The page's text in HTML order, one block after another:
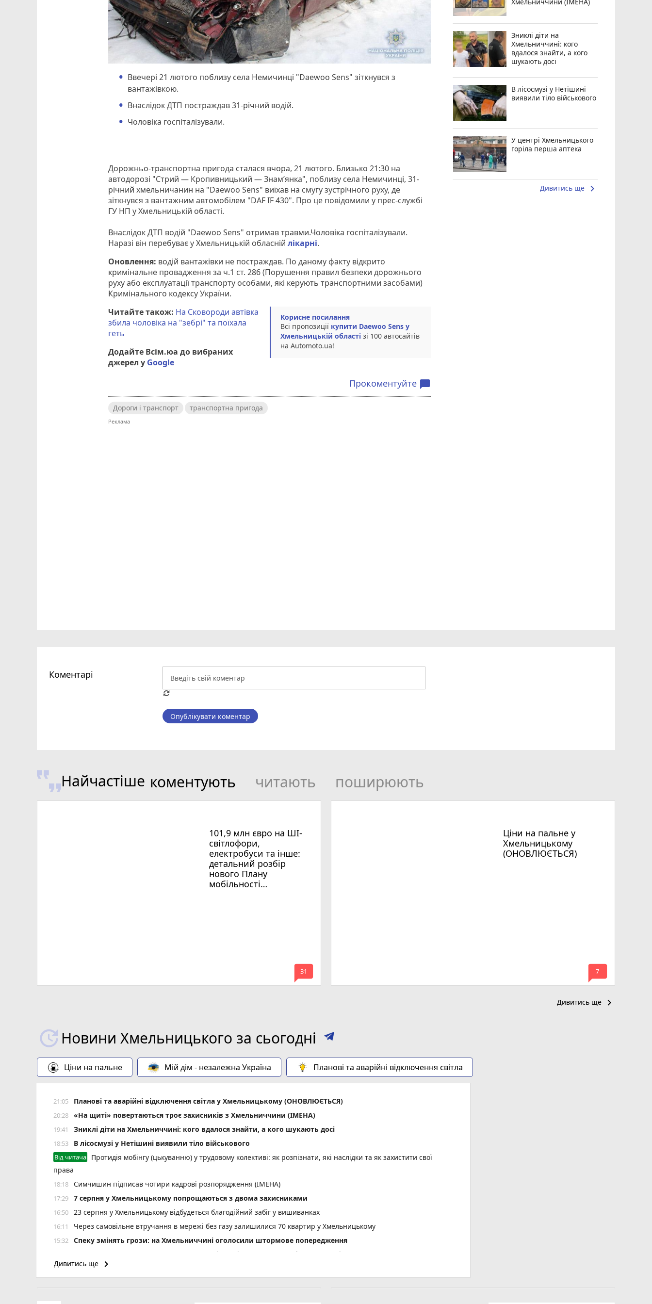
Ввечері 21 лютого поблизу села Немичинці "Daewoo Sens" зіткнувся з
вантажівкою.
Внаслідок ДТП постраждав 31-річний водій.
Чоловіка госпіталізували.
Дорожньо-транспортна пригода сталася вчора, 21 лютого. Близько 21:30 на
автодорозі "Стрий — Кропивницький — Знам’янка", поблизу села Немичинці, 31-
річний хмельничанин на "Daewoo Sens" виїхав на смугу зустрічного руху, де
зіткнувся з вантажним автомобілем "DAF IF 430". Про це повідомили у прес-службі
ГУ НП у Хмельницькій області.
Внаслідок ДТП водій "Daewoo Sens" отримав травми.Чоловіка госпіталізували.
Наразі він перебуває у Хмельницькій обласнійлікарні.
Оновлення: водій вантажівки не постраждав. По даному факту відкрито
кримінальне провадження за ч.1 ст. 286 (Порушення правил безпеки дорожнього
руху або експлуатації транспорту особами, які керують транспортними засобами)
Кримінального кодексу України.
Корисне посилання
Всі пропозиції купити Daewoo Sens у
Хмельницькій областізі 100 автосайтів
на Аutomoto.ua!
Читайте також: На Сковороди автівка
збила чоловіка на "зебрі" та поїхала
геть
Додайте Всім.юа до вибраних
джерел у Google
Прокоментуйте chat_bubble
Дороги і транспорт транспортна пригода
Зниклі діти на
Хмельниччині: кого
вдалося знайти, а кого
шукають досі
В лісосмузі у Нетішині
виявили тіло військового
У центрі Хмельницького
горіла перша аптека
Дивитись ще keyboard_arrow_right
Коментарі
Опублікувати коментар
Найчастіше коментують читають поширюють
101,9 млн євро на ШІ-
світлофори,
електробуси та інше:
детальний розбір
нового Плану
мобільності
mode_comment
31
Ціни на пальне у
Хмельницькому
(ОНОВЛЮЄТЬСЯ)
mode_comment
7
Дивитись ще keyboard_arrow_right
Новини Хмельницького за сьогодні
Ціни на пальне Мій дім - незалежна Україна Планові та аварійні відключення світла
21:05 Планові та аварійні відключення світла у Хмельницькому (ОНОВЛЮЄТЬСЯ)
20:28 «На щиті» повертаються троє захисників з Хмельниччини (ІМЕНА)
19:41 Зниклі діти на Хмельниччині: кого вдалося знайти, а кого шукають досі
18:53 В лісосмузі у Нетішині виявили тіло військового
Від читача
Протидія мобінгу (цькуванню) у трудовому колективі: як розпізнати, які наслідки та як захистити свої
права
18:18 Симчишин підписав чотири кадрові розпорядження (ІМЕНА)
17:29 7 серпня у Хмельницькому попрощаються з двома захисниками
16:50 23 серпня у Хмельницькому відбудеться благодійний забіг у вишиванках
16:11 Через самовільне втручання в мережі без газу залишилися 70 квартир у Хмельницькому
15:32 Спеку змінять грози: на Хмельниччині оголосили штормове попередження
Зґвалтував погрожуючи ножем: на Шепетівщині судитимуть 34-річного чоловіка
14:25 6 років за ґратами проведе водій за смертельну ДТП біля Голоскова
Дивитись ще keyboard_arrow_right